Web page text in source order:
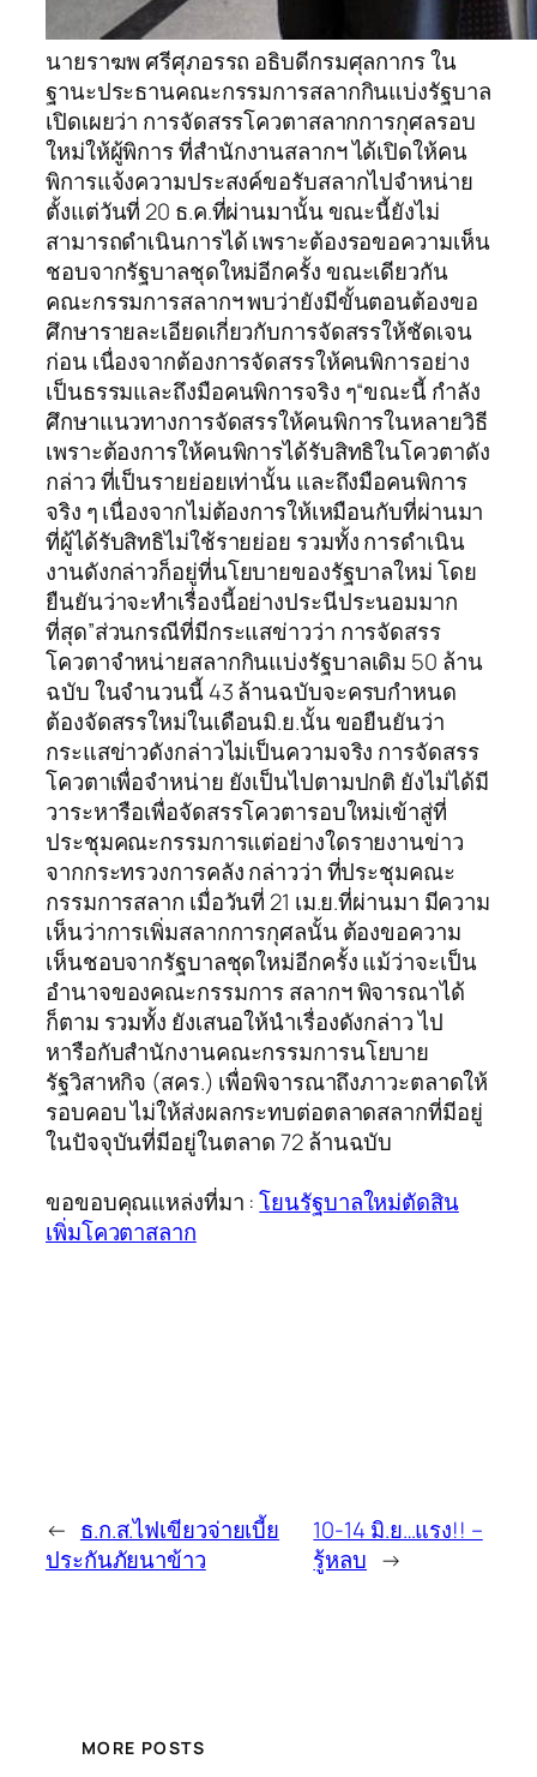
นายราฆพ ศรีศุภอรรถ อธิบดีกรมศุลกากร ใน
ฐานะประธานคณะกรรมการสลากกินแบ่งรัฐบาล
เปิดเผยว่า การจัดสรรโควตาสลากการกุศลรอบ
ใหม่ให้ผู้พิการ ที่สำนักงานสลากฯ ได้เปิดให้คน
พิการแจ้งความประสงค์ขอรับสลากไปจำหน่าย
ตั้งแต่วันที่ 20 ธ.ค.ที่ผ่านมานั้น ขณะนี้ยังไม่
สามารถดำเนินการได้ เพราะต้องรอขอความเห็น
ชอบจากรัฐบาลชุดใหม่อีกครั้ง ขณะเดียวกัน
คณะกรรมการสลากฯ พบว่ายังมีขั้นตอนต้องขอ
ศึกษารายละเอียดเกี่ยวกับการจัดสรรให้ชัดเจน
ก่อน เนื่องจากต้องการจัดสรรให้คนพิการอย่าง
เป็นธรรมและถึงมือคนพิการจริง ๆ“ขณะนี้ กำลัง
ศึกษาแนวทางการจัดสรรให้คนพิการในหลายวิธี
เพราะต้องการให้คนพิการได้รับสิทธิในโควตาดัง
กล่าว ที่เป็นรายย่อยเท่านั้น และถึงมือคนพิการ
จริง ๆ เนื่องจากไม่ต้องการให้เหมือนกับที่ผ่านมา
ที่ผู้ได้รับสิทธิไม่ใช้รายย่อย รวมทั้ง การดำเนิน
งานดังกล่าวก็อยู่ที่นโยบายของรัฐบาลใหม่ โดย
ยืนยันว่าจะทำเรื่องนี้อย่างประนีประนอมมาก
ที่สุด”ส่วนกรณีที่มีกระแสข่าวว่า การจัดสรร
โควตาจำหน่ายสลากกินแบ่งรัฐบาลเดิม 50 ล้าน
ฉบับ ในจำนวนนี้ 43 ล้านฉบับจะครบกำหนด
ต้องจัดสรรใหม่ในเดือนมิ.ย.นั้น ขอยืนยันว่า
กระแสข่าวดังกล่าวไม่เป็นความจริง การจัดสรร
โควตาเพื่อจำหน่าย ยังเป็นไปตามปกติ ยังไม่ได้มี
วาระหารือเพื่อจัดสรรโควตารอบใหม่เข้าสู่ที่
ประชุมคณะกรรมการแต่อย่างใดรายงานข่าว
จากกระทรวงการคลัง กล่าวว่า ที่ประชุมคณะ
กรรมการสลาก เมื่อวันที่ 21 เม.ย.ที่ผ่านมา มีความ
เห็นว่าการเพิ่มสลากการกุศลนั้น ต้องขอความ
เห็นชอบจากรัฐบาลชุดใหม่อีกครั้ง แม้ว่าจะเป็น
อำนาจของคณะกรรมการ สลากฯ พิจารณาได้
ก็ตาม รวมทั้ง ยังเสนอให้นำเรื่องดังกล่าว ไป
หารือกับสำนักงานคณะกรรมการนโยบาย
รัฐวิสาหกิจ (สคร.) เพื่อพิจารณาถึงภาวะตลาดให้
รอบคอบ ไม่ให้ส่งผลกระทบต่อตลาดสลากที่มีอยู่
ในปัจจุบันที่มีอยู่ในตลาด 72 ล้านฉบับ
ขอขอบคุณแหล่งที่มา :โยนรัฐบาลใหม่ตัดสิน
เพิ่มโควตาสลาก
← ธ.ก.ส.ไฟเขียวจ่ายเบี้ย
ประกันภัยนาข้าว
10-14 มิ.ย…แรง!! –
รู้หลบ →
MORE POSTS